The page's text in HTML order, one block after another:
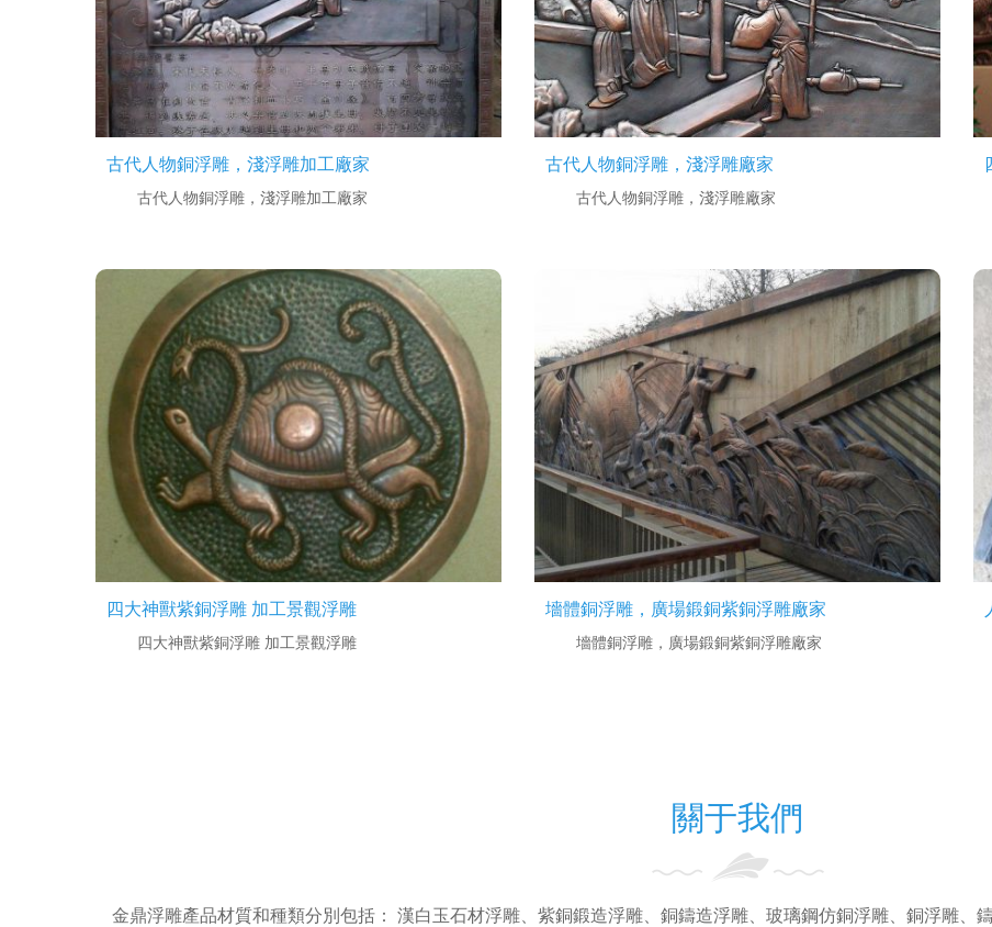
古代人物銅浮雕，淺浮雕加工廠家
古代人物銅浮雕，淺浮雕加工廠家
古代人物銅浮雕，淺浮雕廠家
古代人物銅浮雕，淺浮雕廠家
四大神獸紫銅浮雕 加工景觀浮雕
四大神獸紫銅浮雕 加工景觀浮雕
墻體銅浮雕，廣場鍛銅紫銅浮雕廠家
墻體銅浮雕，廣場鍛銅紫銅浮雕廠家
關于我們
金鼎浮雕產品材質和種類分別包括： 漢白玉石材浮雕、紫銅鍛造浮雕、銅鑄造浮雕、玻璃鋼仿銅浮雕、銅浮雕、